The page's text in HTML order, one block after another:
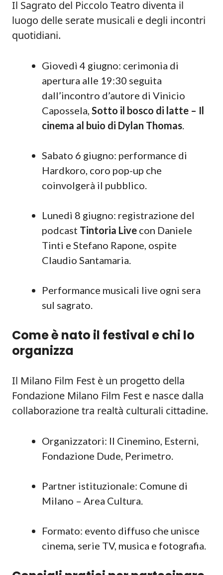
Il Sagrato del Piccolo Teatro diventa il
luogo delle serate musicali e degli incontri
quotidiani.
Giovedì 4 giugno: cerimonia di
apertura alle 19:30 seguita
dall’incontro d’autore di Vinicio
Capossela, Sotto il bosco di latte – Il
cinema al buio di Dylan Thomas.
Sabato 6 giugno: performance di
Hardkoro, coro pop-up che
coinvolgerà il pubblico.
Lunedì 8 giugno: registrazione del
podcast Tintoria Live con Daniele
Tinti e Stefano Rapone, ospite
Claudio Santamaria.
Performance musicali live ogni sera
sul sagrato.
Come è nato il festival e chi lo
organizza
Il Milano Film Fest è un progetto della
Fondazione Milano Film Fest e nasce dalla
collaborazione tra realtà culturali cittadine.
Organizzatori: Il Cinemino, Esterni,
Fondazione Dude, Perimetro.
Partner istituzionale: Comune di
Milano – Area Cultura.
Formato: evento diffuso che unisce
cinema, serie TV, musica e fotografia.